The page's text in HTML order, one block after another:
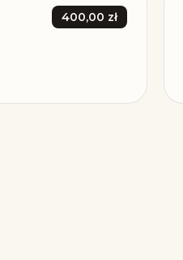
400,00 zł